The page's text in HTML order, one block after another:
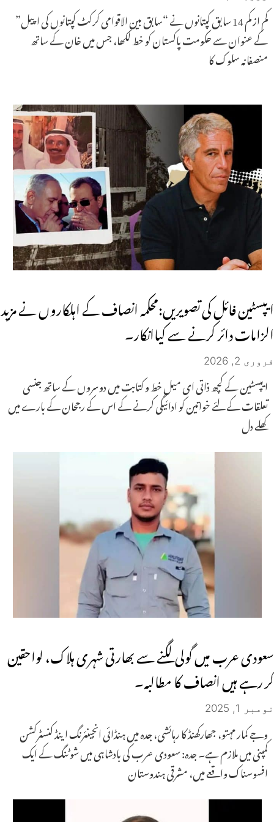
کم از کم 14 سابق کپتانوں نے “سابق بین الاقوامی کرکٹ کپتانوں کی اپیل”
کے عنوان سے حکومت پاکستان کو خط لکھا، جس میں خان کے ساتھ
منصفانہ سلوک کا
ایپسٹین فائل کی تصویریں:محکمہ انصاف کے اہلکاروں نے مزید
الزامات دائر کرنے سے کیاانکار۔
فروری 2, 2026
ایپسٹین کے کچھ ذاتی ای میل خط و کتابت میں دوسروں کے ساتھ جنسی
تعلقات کے لئے خواتین کو ادائیگی کرنے کے اس کے رجحان کے بارے میں
کھلے دل
سعودی عرب میں گولی لگنے سے بھارتی شہری ہلاک، لواحقین
کر رہے ہیں انصاف کا مطالبہ۔
نومبر 1, 2025
وجے کمار مہتو، جھارکھنڈ کا رہائشی، جدہ میں ہنڈائی انجینئرنگ اینڈ کنسٹرکشن
کمپنی میں ملازم ہے۔ جدہ: سعودی عرب کی بادشاہی میں شوٹنگ کے ایک
افسوسناک واقعے میں، مشرقی ہندوستان